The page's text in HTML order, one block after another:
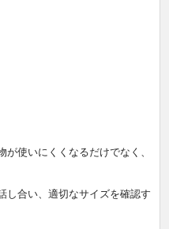
使いにくくなるだけでなく、
し合い、適切なサイズを確認す